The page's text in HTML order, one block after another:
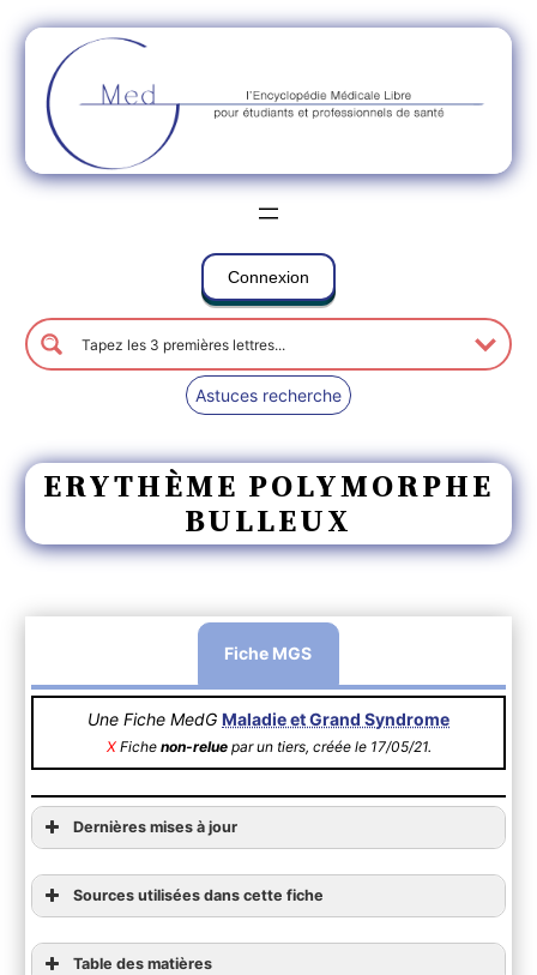
Connexion
Astuces recherche
ERYTHÈME POLYMORPHE
BULLEUX
Fiche MGS
Une Fiche MedG Maladie et Grand Syndrome
XFiche non-reluepar un tiers, créée le 17/05/21.
Dernières mises à jour
Sources utilisées dans cette fiche
Table des matières